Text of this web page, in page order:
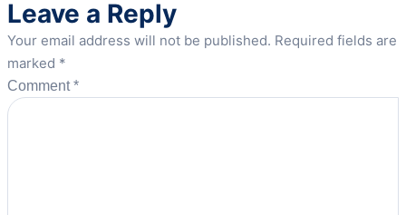
Leave a Reply
Your email address will not be published. Required fields are
marked *
Comment*